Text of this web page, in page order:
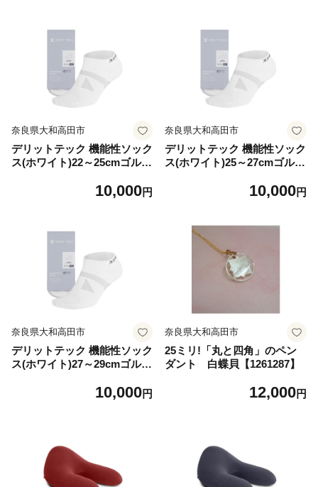
奈良県大和高田市
デリットテック 機能性ソック
ス(ホワイト)22～25cmゴル
10,000円
奈良県大和高田市
デリットテック 機能性ソック
ス(ホワイト)25～27cmゴル
10,000円
奈良県大和高田市
デリットテック 機能性ソック
ス(ホワイト)27～29cmゴル
10,000円
奈良県大和高田市
25ミリ!「丸と四角」のペン
ダント 白蝶貝【1261287】
12,000円